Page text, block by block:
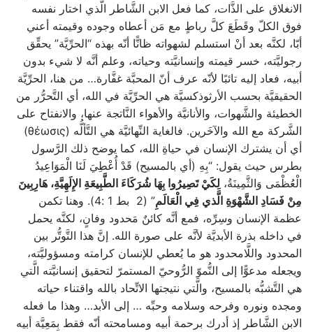
الانغلاق على الذَّات، كما فعل الابن الشَّاطر الَّذي اختار نفسه
فوق الكلّ وقَطَعَ كلَّ رباطٍ مع مَن أعطاه وجوده وقيمته أعني
أبّا، لكنَّه بعد أنْ استسلم لشهواته ظانًّا أنّه بهذه “الحرِّيَّة” يحقِّق
رجوليَّته، خسر قيمته وإنسانيَّته وحياته، وعلم أنَّه لا شيء بدون
أبيه، فعاد إليه تائبًا لأنّه عرف أنّ المحبَّة غفَّارة… من هنا، الحرِّيَّة
الحقيقيَّة بحسب الأرثوذكسيَّة هي الحرِّيَّة في الله، أي التَّحرُّر من
الخطيئة والشَّهوات، والأنانيَّة والأهواء النَّاتجة عنها، والانفتاح على
الشَّركة مع الله والآخَرين. فالغاية النِّهائيَّة هي التَّألُّه (θέωσις)
أي أن يشترك الإنسان في حياةِ الله، كما يوضح ذلك الرَّسول
بطرس حيث يقول: “بِهِ (أي بالمسيح) قَدْ أُعْطِيَ لَنَا الْمَوَاعِيدُ
الْعُظْمَى وَالثَّمِينَةُ، لِكَيْ تَصِيرُوا بِهَا شُرَكَاءَ الطَّبِيعَةِ الإِلَهِيَّةِ، هَارِبِينَ
مِنْ فَسَادِ الشَّهْوَةِ الَّذي فِي الْعَالَمِ
” (2 بط 1 :4). وهنا تكمن
عظمة الإنسان وسِرِّه، فمع أنَّه كائنٌ مَحدود وفانٍ، لكنَّه يحمل
في داخله بذرة الأبديَّة لأنَّه على صورة الله. إنَّ هذا التَّوتُّر بين
المحدود واللَّامحدود هو ما يُعطي للإنسان كرامته ومسؤوليَّته،
ويجعله مدعوًّا إلى النُّموّ الرُّوحيّ المستمرّ لتحقيق إنسانيَّته الَّتي
هي التَّشبُّه بالمسيح، والَّتي نتيجتها الاتِّحاد بالله واقتناء حياته
ومجده ونوره وفرحه وسلامه وحبِّه … إلى الأبد… وهذا ما فعله
الابن الشَّاطر إذ أدرك برحمة أبيه ومسامحته أنّه فقط بِمَعِيَّة أبيه